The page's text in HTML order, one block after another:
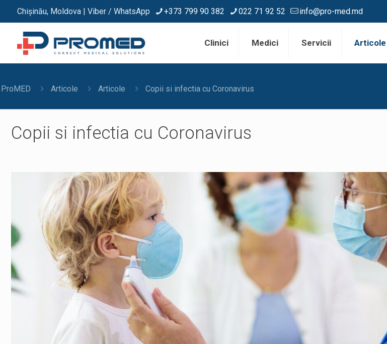
Chișinău, Moldova | Viber / WhatsApp +373 799 90 382 022 71 92 52 info@pro-med.md
Clinici Medici Servicii Articole
ProMED Articole Articole Copii si infectia cu Coronavirus
Copii si infectia cu Coronavirus